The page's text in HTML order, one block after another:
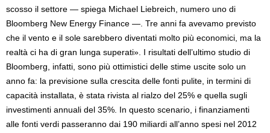
scosso il settore — spiega Michael Liebreich, numero uno di
Bloomberg New Energy Finance —. Tre anni fa avevamo previsto
che il vento e il sole sarebbero diventati molto più economici, ma la
realtà ci ha di gran lunga superati». I risultati dell’ultimo studio di
Bloomberg, infatti, sono più ottimistici delle stime uscite solo un
anno fa: la previsione sulla crescita delle fonti pulite, in termini di
capacità installata, è stata rivista al rialzo del 25% e quella sugli
investimenti annuali del 35%. In questo scenario, i finanziamenti
alle fonti verdi passeranno dai 190 miliardi all’anno spesi nel 2012